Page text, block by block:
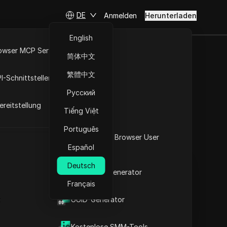
Was ist mein Browser User
Agent
2FA-Code-Generator
UUID-Generator
MCP Server
Schnittstellen
DE
English
简体中文
繁體中文
Русский
Tiếng Việt
Português
Español
Deutsch
Français
Anmelden Herunterladen
Fragen stellen
In ChatGPT öffnen
Fragen zu dieser Seite stellen
Fragen zu dieser Seite stellen